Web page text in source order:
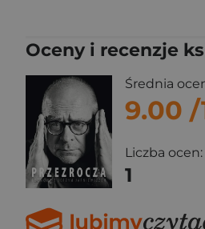
Oceny i recenzje
Średnia
9.00 /
Liczba ocen:
1